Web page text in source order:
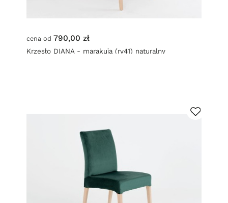
cena od 790,00 zł
Krzesło DIANA - marakuja (rv41) naturalny